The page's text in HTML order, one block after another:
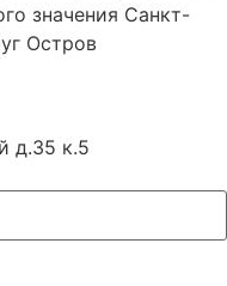
значения Санкт-
Остров
д.35 к.5